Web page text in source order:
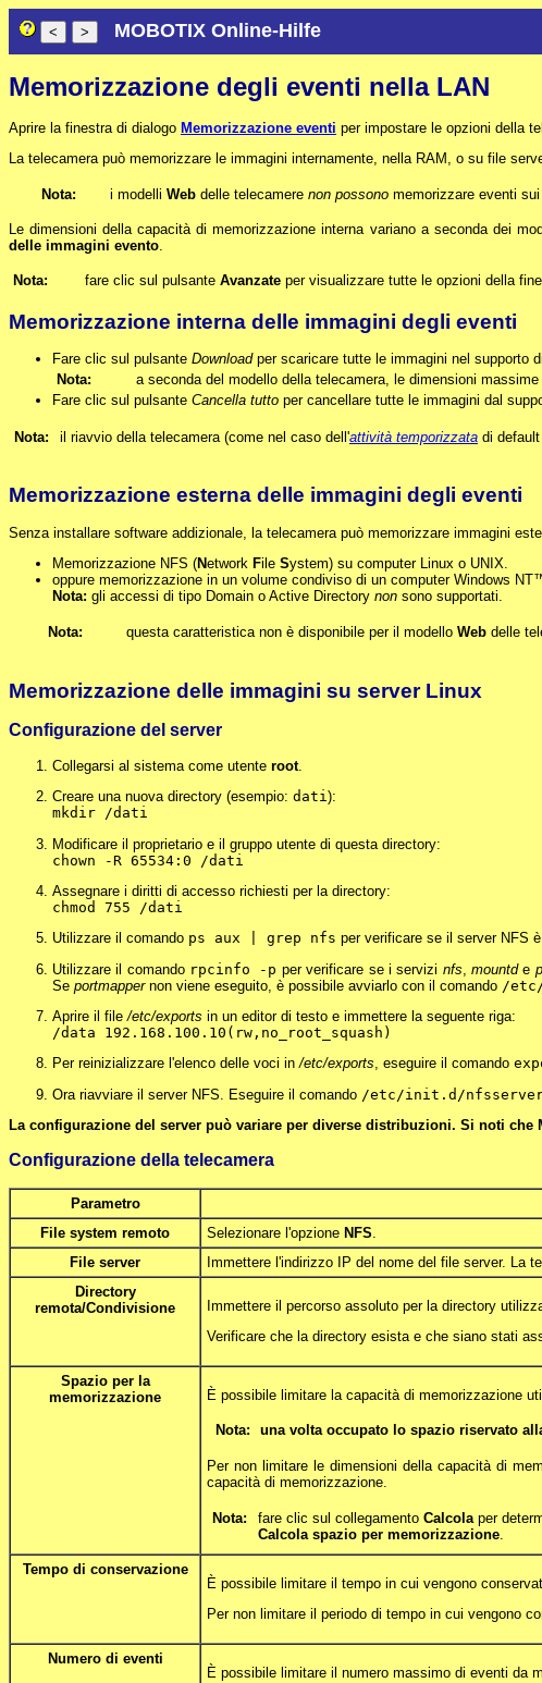
MOBOTIX Online-Hilfe
Memorizzazione degli eventi nella LAN
Aprire la finestra di dialogo Memorizzazione eventi per impostare le opzioni della
La telecamera può memorizzare le immagini internamente, nella RAM, o su file
Nota: i modelli Web delle telecamere non possono memorizzare eventi
Le dimensioni della capacità di memorizzazione interna variano a seconda dei
delle immagini evento.
Nota: fare clic sul pulsante Avanzate per visualizzare tutte le opzioni della
Memorizzazione interna delle immagini degli eventi
Fare clic sul pulsante Downloadper scaricare tutte le immagini nel supporto
Nota:
a seconda del modello della telecamera, le dimensioni
Fare clic sul pulsante Cancella tutto per cancellare tutte le immagini dal
Nota: il riavvio della telecamera (come nel caso dell'attività temporizzata di
Memorizzazione esterna delle immagini degli eventi
Senza installare software addizionale, la telecamera può memorizzare immagini
Memorizzazione NFS (Network File System) su computer Linux o UNIX.
oppure memorizzazione in un volume condiviso di un computer Windows
Nota: gli accessi di tipo Domain o Active Directory non sono supportati.
Nota: questa caratteristica non è disponibile per il modello Web delle
Memorizzazione delle immagini su server Linux
Configurazione del server
Collegarsi al sistema come utente root.
Creare una nuova directory (esempio: dati):
mkdir /dati
Modificare il proprietario e il gruppo utente di questa directory:
chown -R 65534:0 /dati
Assegnare i diritti di accesso richiesti per la directory:
chmod 755 /dati
Utilizzare il comando ps aux | grep nfs per verificare se il server NFS
Utilizzare il comando rpcinfo -p per verificare se i servizi nfs ,mountde
Se portmappernon viene eseguito, è possibile avviarlo con il comando /
Aprire il file/etc/exports in un editor di testo e immettere la seguente riga:
/data 192.168.100.10(rw,no_root_squash)
Per reinizializzare l'elenco delle voci in/etc/exports, eseguire il comando
Ora riavviare il server NFS. Eseguire il comando /etc/init.d/
La configurazione del server può variare per diverse distribuzioni. Si noti
Configurazione della telecamera
Parametro
File system remoto
Selezionare l'opzione NFS
File server
Immettere l'indirizzo IP del nome del file server. La
Directory
remota/Condivisione
Immettere il percorso assoluto per la directory
Verificare che la directory esista e che siano stati
Spazio per la
memorizzazione
È possibile limitare la capacità di memorizzazione
Nota: una volta occupato lo spazio riservato
Per non limitare le dimensioni della capacità di
capacità di memorizzazione.
Nota: fare clic sul collegamento Calcolaper
Calcola spazio per memorizzazione.
Tempo di conservazione
È possibile limitare il tempo in cui vengono
Per non limitare il periodo di tempo in cui vengono
Numero di eventi
È possibile limitare il numero massimo di eventi da